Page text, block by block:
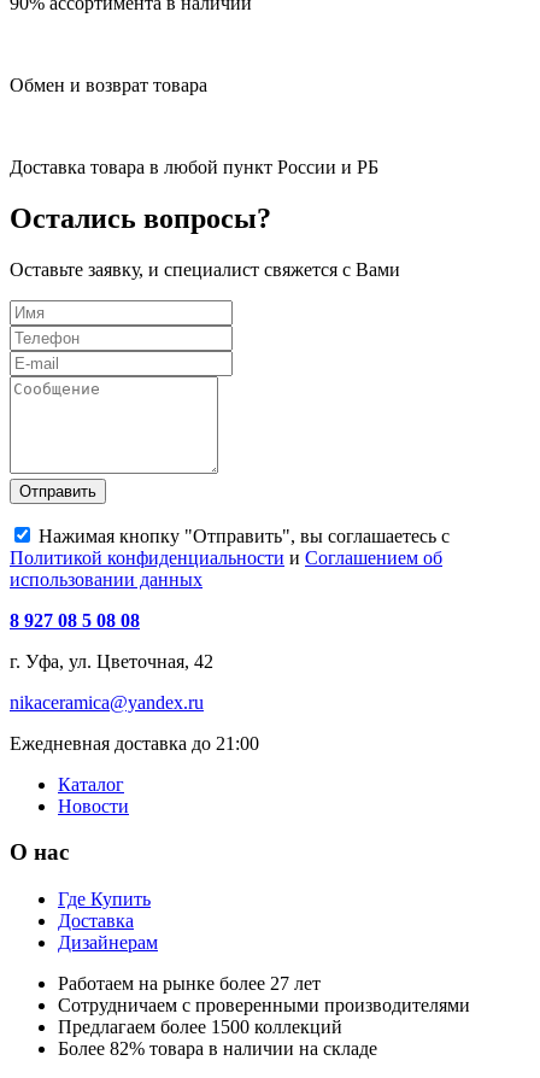
Обмен и возврат товара
Доставка товара в любой пункт России и РБ
Остались вопросы?
Оставьте заявку, и специалист свяжется с Вами
Отправить
Нажимая кнопку "Отправить", вы соглашаетесь с
Политикой конфиденциальности и Соглашением об
использовании данных
8 927 08 5 08 08
г. Уфа, ул. Цветочная, 42
nikaceramica@yandex.ru
Ежедневная доставка до 21:00
Каталог
Новости
О нас
Где Купить
Доставка
Дизайнерам
Работаем на рынке более 27 лет
Сотрудничаем с проверенными производителями
Предлагаем более 1500 коллекций
Более 82% товара в наличии на складе